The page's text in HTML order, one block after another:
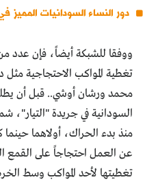
دور النساء السودانيات المميز
ووفقا للشبكة أيضاً، فإن عدد
تغطية المواكب الاحتجاجية
محمد ورشان أوشي.. قبل أن
السودانية في جريدة "التيار"،
منذ بدء الحراك، أولاهما حينما
عن العمل احتجاجاً على القمع
تغطيتها لأحد المواكب وسط